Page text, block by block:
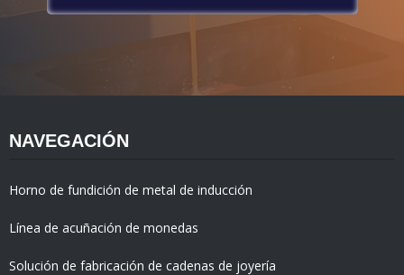
NAVEGACIÓN
Horno de fundición de metal de inducción
Línea de acuñación de monedas
Solución de fabricación de cadenas de joyería